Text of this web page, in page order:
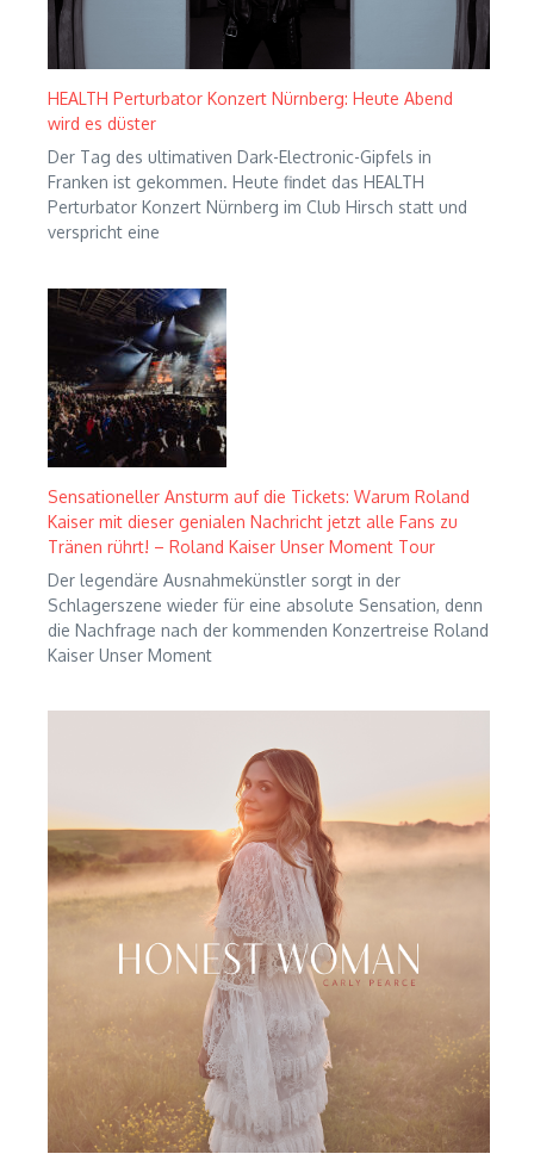
HEALTH Perturbator Konzert Nürnberg: Heute Abend
wird es düster
Der Tag des ultimativen Dark-Electronic-Gipfels in
Franken ist gekommen. Heute findet das HEALTH
Perturbator Konzert Nürnberg im Club Hirsch statt und
verspricht eine
Sensationeller Ansturm auf die Tickets: Warum Roland
Kaiser mit dieser genialen Nachricht jetzt alle Fans zu
Tränen rührt! – Roland Kaiser Unser Moment Tour
Der legendäre Ausnahmekünstler sorgt in der
Schlagerszene wieder für eine absolute Sensation, denn
die Nachfrage nach der kommenden Konzertreise Roland
Kaiser Unser Moment